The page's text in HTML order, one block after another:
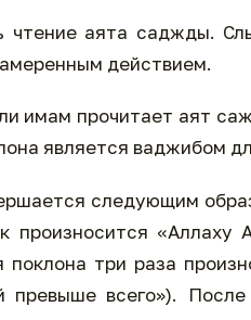
чтение аята саджды.
действием.
имам прочитает аят
является ваджибом
следующим
произносится «Аллаху
три раза
превыше всего»). После